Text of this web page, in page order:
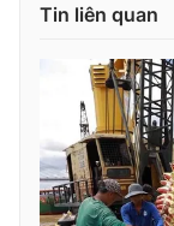
Tin liên quan